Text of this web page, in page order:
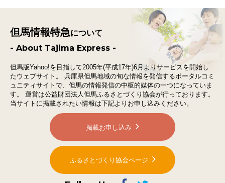
但馬情報特急について
- About Tajima Express -
但馬版Yahoo!を目指して2005年(平成17年)6月よりサービスを開始し
たウェブサイト。
兵庫県但馬地域の旬な情報を発信するポータルコミ
ュニティサイトで、 但馬の情報発信の中枢的媒体の一つになっていま
す。
運営は公益財団法人但馬ふるさとづくり協会が行っております。
当サイトに掲載されたい情報は下記よりお申し込みください。
掲載お申し込み
ふるさとづくり協会ページ